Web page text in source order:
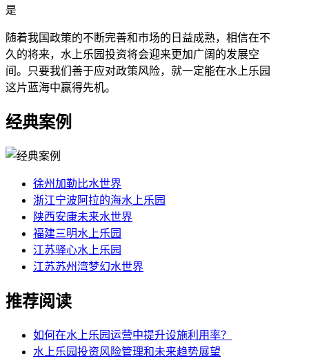
是
随着我国政策的不断完善和市场的日益成熟，相信在不
久的将来，水上乐园投资将会迎来更加广阔的发展空
间。只要我们善于应对政策风险，就一定能在水上乐园
这片蓝海中赢得先机。
经典案例
徐州加勒比水世界
浙江宁波阿拉的海水上乐园
陕西安康未来水世界
福建三明水上乐园
江苏驿心水上乐园
江苏苏州湾梦幻水世界
推荐阅读
如何在水上乐园运营中提升设施利用率？
水上乐园投资风险管理和未来趋势展望